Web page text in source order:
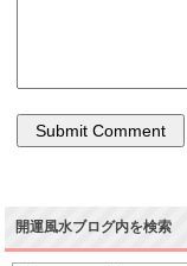
開運風水ブログ内を検索